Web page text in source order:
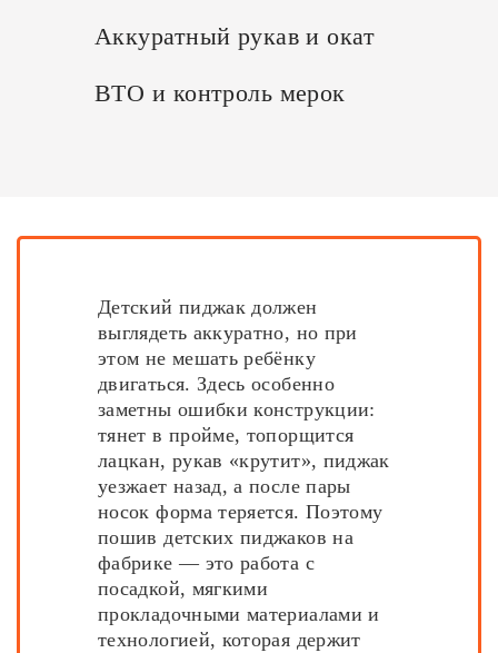
Аккуратный рукав и окат
ВТО и контроль мерок
Детский пиджак должен
выглядеть аккуратно, но при
этом не мешать ребёнку
двигаться. Здесь особенно
заметны ошибки конструкции:
тянет в пройме, топорщится
лацкан, рукав «крутит», пиджак
уезжает назад, а после пары
носок форма теряется. Поэтому
пошив детских пиджаков на
фабрике — это работа с
посадкой, мягкими
прокладочными материалами и
технологией, которая держит